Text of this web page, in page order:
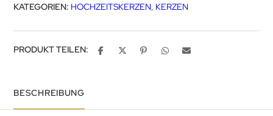
KATEGORIEN: HOCHZEITSKERZEN, KERZEN
PRODUKT TEILEN:
BESCHREIBUNG